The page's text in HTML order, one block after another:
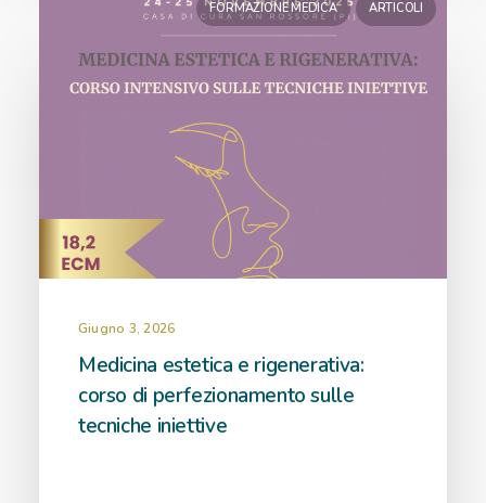
FORMAZIONE MEDICA ARTICOLI
Giugno 3, 2026
Medicina estetica e rigenerativa:
corso di perfezionamento sulle
tecniche iniettive